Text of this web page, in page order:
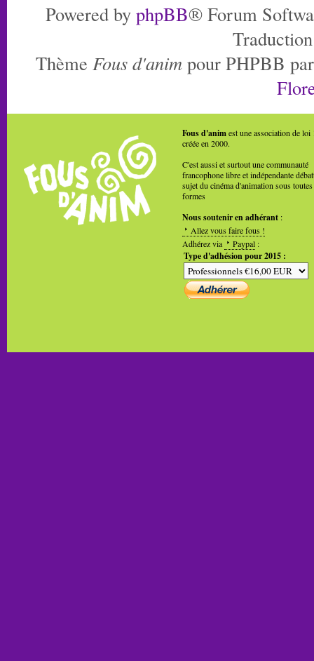
Powered by phpBB® Forum
Thème Fous d'anim pour PHPBB
Fous d'animest une association de loi
créée en 2000.
C'est aussi et surtout une communauté
francophone libre et indépendante
sujet du cinéma d'animation sous toutes
formes
Nous soutenir en adhérant :
Allez vous faire fous !
Adhérez via
Paypal :
Type d'adhésion pour 2015 :